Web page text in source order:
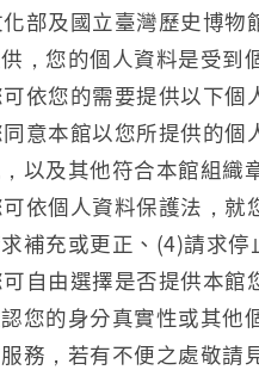
部及國立臺灣歷史博物
，您的個人資料是受到
依您的需要提供以下個
意本館以您所提供的
以及其他符合本館組織
依個人資料保護法，
補充或更正、(4)請求停
自由選擇是否提供本
您的身分真實性或其他
務，若有不便之處敬請